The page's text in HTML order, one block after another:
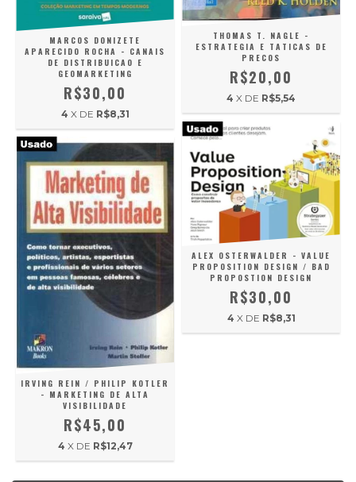
MARCOS DONIZETE
APARECIDO ROCHA - CANAIS
DE DISTRIBUICAO E
GEOMARKETING
R$30,00
4 X DE R$8,31
THOMAS T. NAGLE -
ESTRATEGIA E TATICAS DE
PRECOS
R$20,00
4 X DE R$5,54
IRVING REIN / PHILIP KOTLER
- MARKETING DE ALTA
VISIBILIDADE
R$45,00
4 X DE R$12,47
ALEX OSTERWALDER - VALUE
PROPOSITION DESIGN / BAD
PROPOSTION DESIGN
R$30,00
4 X DE R$8,31